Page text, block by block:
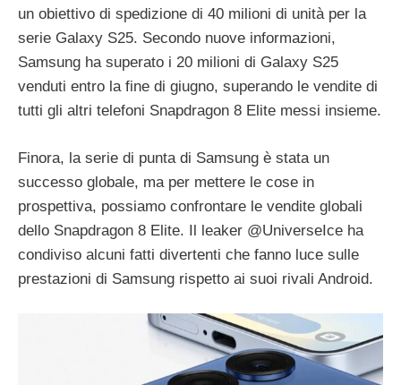
un obiettivo di spedizione di 40 milioni di unità per la
serie Galaxy S25. Secondo nuove informazioni,
Samsung ha superato i 20 milioni di Galaxy S25
venduti entro la fine di giugno, superando le vendite di
tutti gli altri telefoni Snapdragon 8 Elite messi insieme.
Finora, la serie di punta di Samsung è stata un
successo globale, ma per mettere le cose in
prospettiva, possiamo confrontare le vendite globali
dello Snapdragon 8 Elite. Il leaker @UniverseIce ha
condiviso alcuni fatti divertenti che fanno luce sulle
prestazioni di Samsung rispetto ai suoi rivali Android.